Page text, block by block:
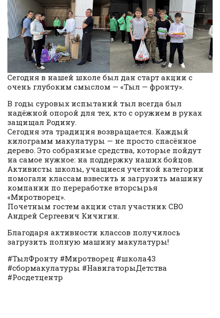
Сегодня в нашей школе был дан старт акции с
очень глубоким смыслом — «Тыл — фронту».
В годы суровых испытаний тыл всегда был
надёжной опорой для тех, кто с оружием в руках
защищал Родину.
Сегодня эта традиция возвращается. Каждый
килограмм макулатуры — не просто спасённое
дерево. Это собранные средства, которые пойдут
на самое нужное: на поддержку наших бойцов.
Активисты школы, учащиеся учетной категории
помогали классам взвесить и загрузить машину
компании по переработке вторсырья
«Миротворец».
Почетным гостем акции стал участник СВО
Андрей Сергеевич Кичигин.
Благодаря активности классов получилось
загрузить полную машину макулатуры!
#ТылФронту #Миротворец #школа43
#сбормакулатуры #НавигаторыДетства
#Росдетцентр